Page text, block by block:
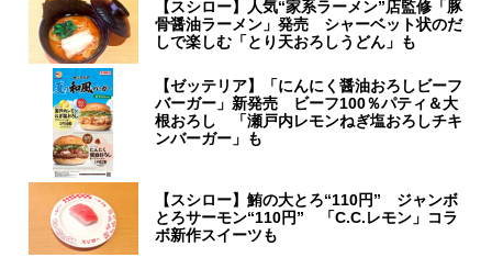
【スシロー】人気“家系ラーメン”店監修「豚
骨醤油ラーメン」発売 シャーベット状のだ
しで楽しむ「とり天おろしうどん」も
【ゼッテリア】「にんにく醤油おろしビーフ
バーガー」新発売 ビーフ100％パティ＆大
根おろし 「瀬戸内レモンねぎ塩おろしチキ
ンバーガー」も
【スシロー】鮪の大とろ“110円” ジャンボ
とろサーモン“110円” 「C.C.レモン」コラ
ボ新作スイーツも